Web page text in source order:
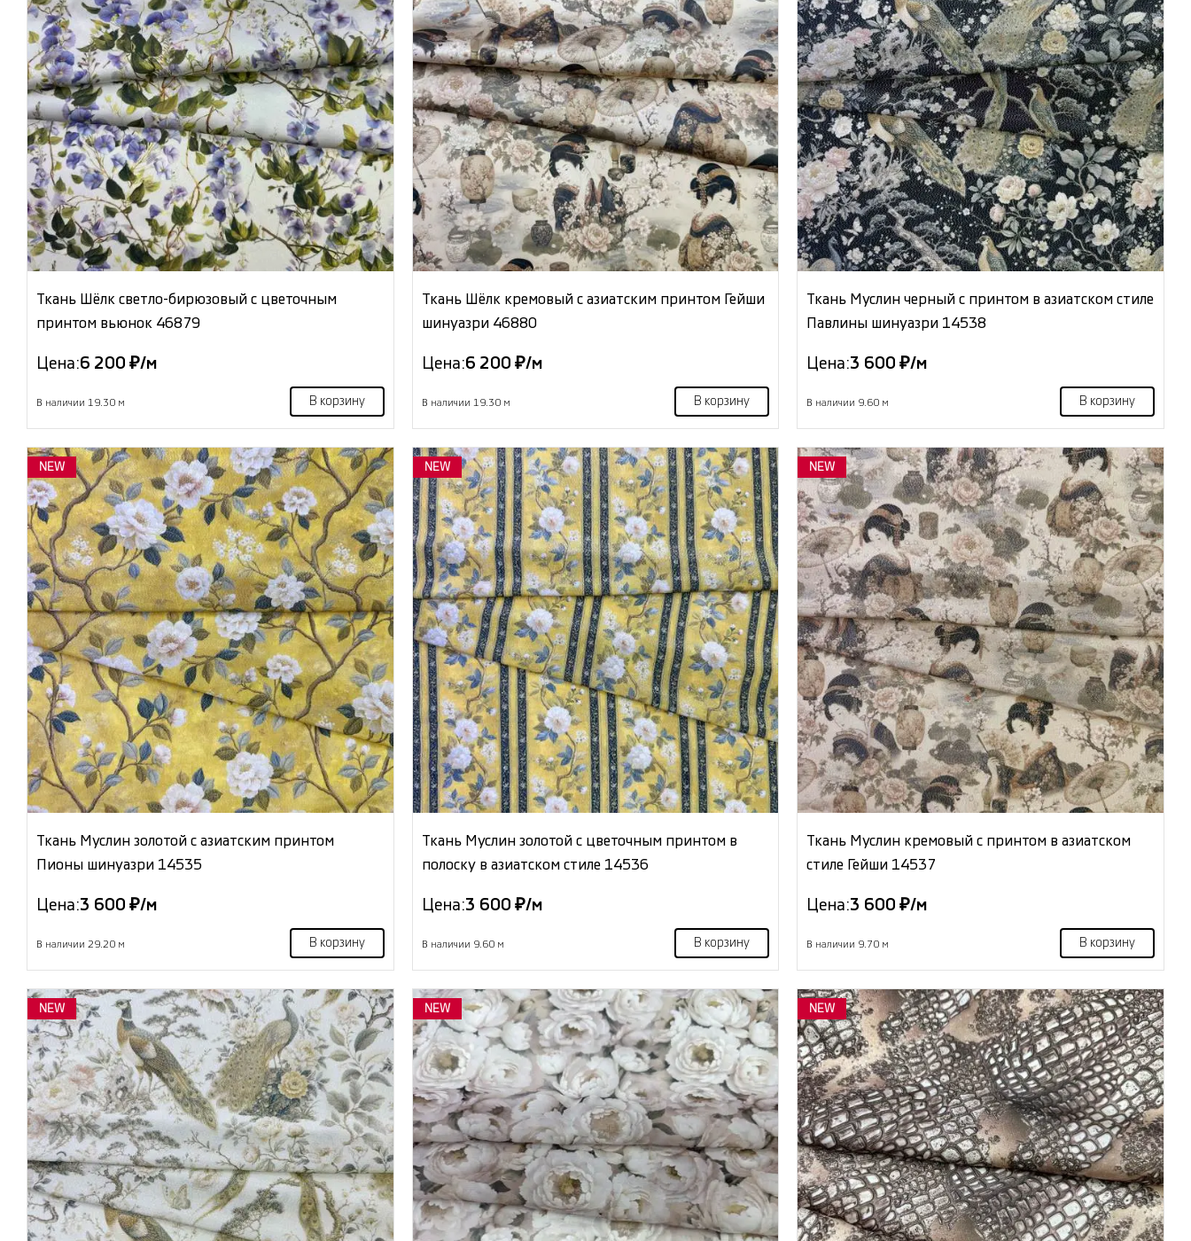
Ткань Шёлк светло-бирюзовый с цветочным
принтом вьюнок 46879
Цена:6 200 ₽/м
В наличии 19.30 м В корзину
Ткань Шёлк кремовый с азиатским принтом Гейши
шинуазри 46880
Цена:6 200 ₽/м
В наличии 19.30 м В корзину
Ткань Муслин черный с принтом в азиатском стиле
Павлины шинуазри 14538
Цена:3 600 ₽/м
В наличии 9.60 м В корзину
NEW
Ткань Муслин золотой с азиатским принтом
Пионы шинуазри 14535
Цена:3 600 ₽/м
В наличии 29.20 м В корзину
NEW
Ткань Муслин золотой с цветочным принтом в
полоску в азиатском стиле 14536
Цена:3 600 ₽/м
В наличии 9.60 м В корзину
NEW
Ткань Муслин кремовый с принтом в азиатском
стиле Гейши 14537
Цена:3 600 ₽/м
В наличии 9.70 м В корзину
NEW NEW NEW